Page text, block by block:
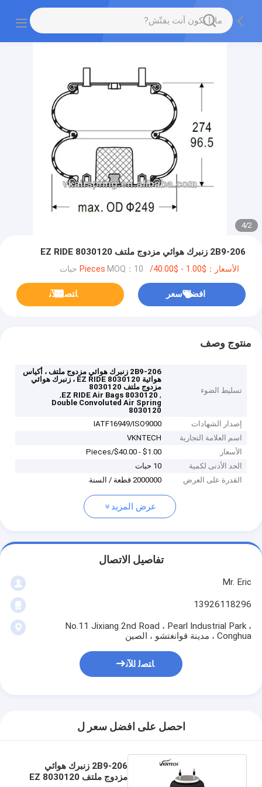
2
/
4
2B9-206 زنبرك هوائي مزدوج ملتف 8030120 EZ RIDE
الأسعار：$1.00 - $40.00/Pieces MOQ：10 حبات
افضل سعر ﺎﺘﺼﻟ ﺍﻶﻧ
منتوج وصف
تسليط الضوء
2B9-206 زنبرك هوائي مزدوج ملتف ، أكياس
هوائية 8030120 EZ RIDE ، زنبرك هوائي
مزدوج ملتف 8030120
,
8030120 EZ RIDE Air Bags
,
Double Convoluted Air Spring
8030120
إصدار الشهادات
IATF16949/ISO9000
اسم العلامة التجارية
VKNTECH
الأسعار
$1.00 - $40.00/Pieces
الحد الأدنى لكمية
10 حبات
القدرة على العرض
2000000 قطعة / السنة
عرض المزيد
تفاصيل الاتصال
Mr. Eric
13926118296
No.11 Jixiang 2nd Road ، Pearl Industrial Park ،
Conghua ، مدينة قوانغتشو ، الصين
ﺎﺘﺼﻟ ﺍﻶﻧ
احصل على افضل سعر ل
2B9-206 زنبرك هوائي
مزدوج ملتف 8030120 EZ